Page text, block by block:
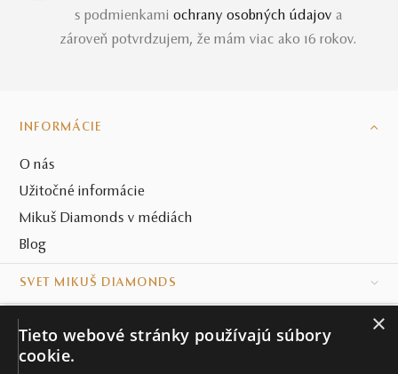
s podmienkami ochrany osobných údajov a
zároveň potvrdzujem, že mám viac ako 16 rokov.
INFORMÁCIE
O nás
Užitočné informácie
Mikuš Diamonds v médiách
Blog
SVET MIKUŠ DIAMONDS
KONTAKT
×
Tieto webové stránky používajú súbory
cookie.